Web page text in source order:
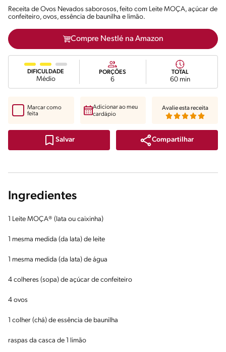
Receita de Ovos Nevados saborosos, feito com Leite MOÇA, açúcar de
confeiteiro, ovos, essência de baunilha e limão.
Compre Nestlé na Amazon
DIFICULDADE
Médio
PORÇÕES
6
TOTAL
60 min
Salvar Compartilhar
Marcar como
feita
Adicionar ao meu
cardápio
Avalie esta receita
Ingredientes
1 Leite MOÇA® (lata ou caixinha)
1 mesma medida (da lata) de leite
1 mesma medida (da lata) de água
4 colheres (sopa) de açúcar de confeiteiro
4 ovos
1 colher (chá) de essência de baunilha
raspas da casca de 1 limão